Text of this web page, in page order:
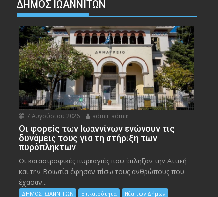
ΔΗΜΟΣ ΙΩΑΝΝΙΤΩΝ
7 Αυγούστου 2026 admin admin
Οι φορείς των Ιωαννίνων ενώνουν τις
δυνάμεις τους για τη στήριξη των
πυρόπληκτων
Οι καταστροφικές πυρκαγιές που έπληξαν την Αττική
και την Bοιωτία άφησαν πίσω τους ανθρώπους που
έχασαν...
ΔΗΜΟΣ ΙΩΑΝΝΙΤΩΝ Επικαιρότητα Νέα των Δήμων